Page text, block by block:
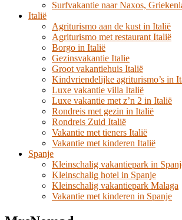
Surfvakantie naar Naxos,
Italië
Agriturismo aan de kust in Italië
Agriturismo met restaurant Italië
Borgo in Italië
Gezinsvakantie Italie
Groot vakantiehuis Italië
Kindvriendelijke agriturismo’s in
Luxe vakantie villa Italië
Luxe vakantie met z’n 2 in Italië
Rondreis met gezin in Italië
Rondreis Zuid Italië
Vakantie met tieners Italië
Vakantie met kinderen Italië
Spanje
Kleinschalig vakantiepark in
Kleinschalig hotel in Spanje
Kleinschalig vakantiepark Malaga
Vakantie met kinderen in Spanje